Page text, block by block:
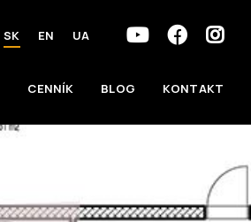
SK EN UA
CENNÍK BLOG KONTAKT